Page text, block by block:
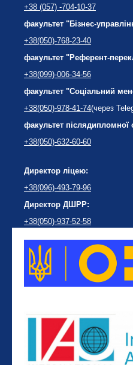
+38 (057) -704-10-37
факультет "Бізнес-
+38(050)-768-23-40
факультет "Референт-
+38(099)-006-34-56
факультет "Соціальний
+38(050)-978-41-74(через
факультет післядипломної
+38(050)-632-60-60
Директор ліцею:
+38(096)-493-79-96
Директор ДШРР:
+38(050)-937-52-58